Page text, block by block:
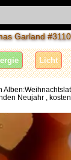
Garland
Licht
Neujahr ,